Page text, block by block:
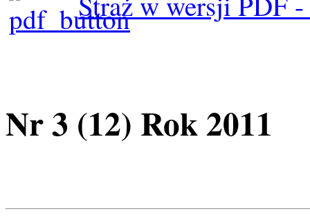
Nr 3 (12) Rok 2011